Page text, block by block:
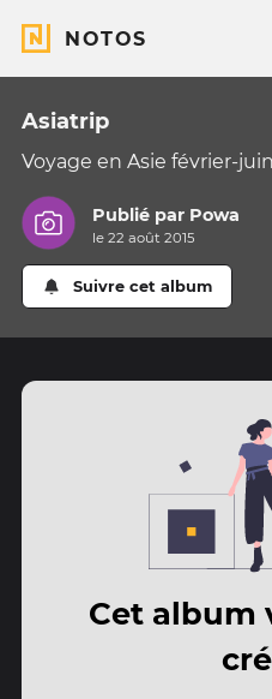
NOTOS
Asiatrip
Voyage en Asie février-
Publié par Powa
le 22 août 2015
Suivre cet album
Cet album